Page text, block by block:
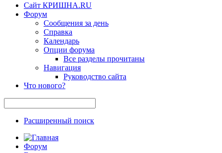
Сайт КРИШНА.RU
Форум
Сообщения за день
Справка
Календарь
Опции форума
Все разделы прочитаны
Навигация
Руководство сайта
Что нового?
Расширенный поиск
Форум